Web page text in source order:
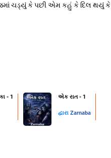
ચડ્યું કે પછી એમ કહું કે દિલ થયું કે
- 1 એક રાત - 1
દ્વારા Zarnaba